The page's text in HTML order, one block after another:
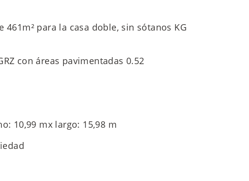
para la casa doble, sin sótanos KG
con áreas pavimentadas 0.52
10,99 mx largo: 15,98 m